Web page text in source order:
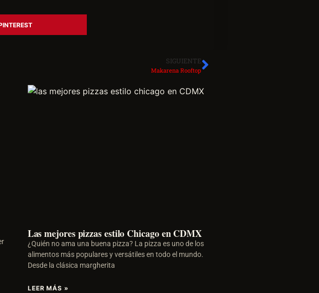
SIGUIENTE
Makarena Rooftop
Las mejores pizzas estilo Chicago en CDMX
¿Quién no ama una buena pizza? La pizza es uno de los
alimentos más populares y versátiles en todo el mundo.
Desde la clásica margherita
LEER MÁS »